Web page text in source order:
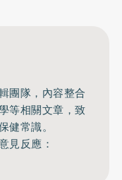
團隊，內容整合
等相關文章，致
常識。
見反應：